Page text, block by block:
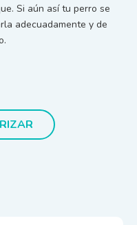
Si aún así tu perro se
adecuadamente y de